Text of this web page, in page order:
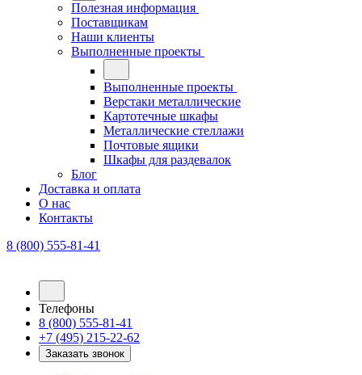
Полезная информация
Поставщикам
Наши клиенты
Выполненные проекты
Выполненные проекты
Верстаки металлические
Картотечные шкафы
Металлические стеллажи
Почтовые ящики
Шкафы для раздевалок
Блог
Доставка и оплата
О нас
Контакты
8 (800) 555-81-41
Телефоны
8 (800) 555-81-41
+7 (495) 215-22-62
Заказать звонок